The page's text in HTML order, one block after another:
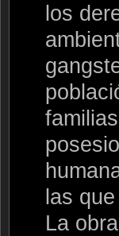
los
las
La